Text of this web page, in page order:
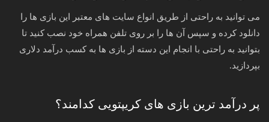
می توانید به راحتی از طریق انواع سایت های معتبر این بازی ها را
دانلود کرده و سپس آن ها را بر روی تلفن همراه خود نصب کنید تا
بتوانید به راحتی با انجام این دسته از بازی ها به کسب درآمد دلاری
بپردازید.
پر درآمد ترین بازی های کریپتویی کدامند؟